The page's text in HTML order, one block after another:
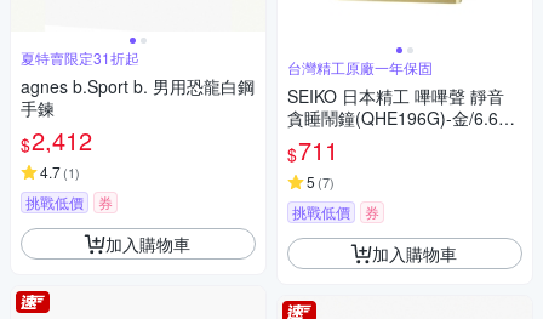
夏特賣限定31折起
agnes b.Sport b. 男用恐龍白鋼
手鍊
$2,412
4.7(1)
挑戰低價 券
加入購物車
台灣精工原廠一年保固
SEIKO 日本精工 嗶嗶聲 靜音
貪睡鬧鐘(QHE196G)-金/6.6X
6.6cm
$711
5 (7)
挑戰低價 券
加入購物車